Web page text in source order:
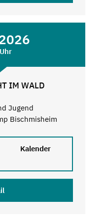
IM WALD
Jugend
Bischmisheim
Kalender